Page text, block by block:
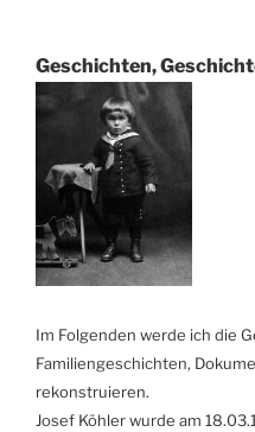
Geschichten,
Im Folgenden werde ich die
Familiengeschichten,
rekonstruieren.
Josef Köhler wurde am